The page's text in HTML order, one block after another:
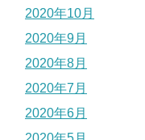
2020年10月
2020年9月
2020年8月
2020年7月
2020年6月